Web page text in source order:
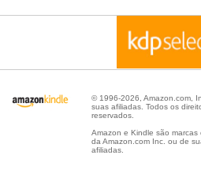
© 1996-2026, Amazon.com,
suas afiliadas. Todos os
reservados.
Amazon e Kindle são marcas
da Amazon.com Inc. ou de
afiliadas.